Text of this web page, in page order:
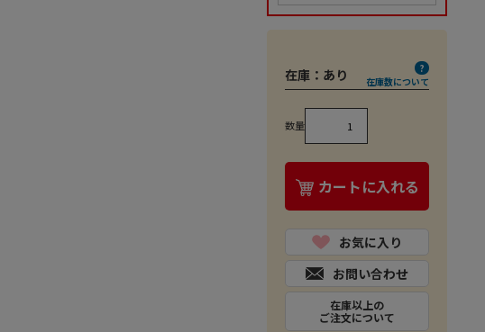
在庫： あり 在庫数について
数量
カートに入れる
お気に入り
お問い合わせ
在庫以上の
ご注文について